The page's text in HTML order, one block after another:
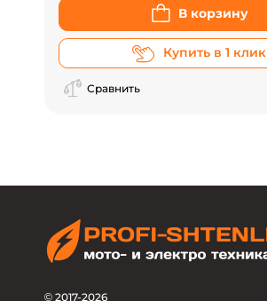
В корзину
Купить в 1 клик
Сравнить
© 2017-2026